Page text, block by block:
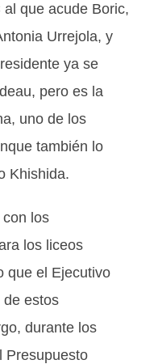
que acude Boric,
Urrejola, y
ya se
pero es la
uno de los
también lo
Khishida.
los
los liceos
que el Ejecutivo
de estos
durante los
Presupuesto